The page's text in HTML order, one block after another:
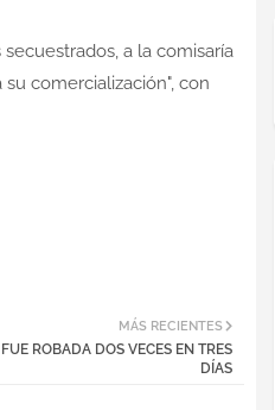
a la comisaría
comercialización", con
MÁS RECIENTES
ROBADA DOS VECES EN TRES
DÍAS